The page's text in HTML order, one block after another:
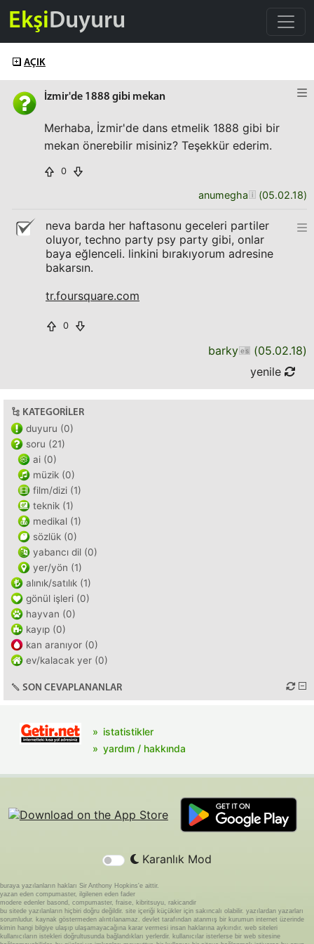
EkşiDuyuru
AÇIK
İzmir'de 1888 gibi mekan
Merhaba, İzmir'de dans etmelik 1888 gibi bir
mekan önerebilir misiniz? Teşekkür ederim.
0
anumegha (05.02.18)
neva barda her haftasonu geceleri partiler
oluyor, techno party psy party gibi, onlar
baya eğlenceli. linkini bırakıyorum adresine
bakarsın.
tr.foursquare.com
0
barky (05.02.18)
yenile
KATEGORILER
duyuru (0)
soru (21)
ai (0)
müzik (0)
film/dizi (1)
teknik (1)
medikal (1)
sözlük (0)
yabancı dil (0)
yer/yön (1)
alınık/satılık (1)
gönül işleri (0)
hayvan (0)
kayıp (0)
kan aranıyor (0)
ev/kalacak yer (0)
SON CEVAPLANANLAR
istatistikler
yardım / hakkında
Karanlık Mod
buraya yazılanların hakları Sir Anthony Hopkins'e aittir.
yazan eden compumaster, ilgilenen eden fader
modere edenler basond, compumaster, fraise, kibritsuyu, rakicandir
bu sitede yazılanların hiçbiri doğru değildir. site içeriği küçükler için sakıncalı olabilir. yazılardan yazarları
sorumludur. kaynak göstermeden alıntılanamaz. devlet tarafından atanmış bir kurumun internet üzerinde
kimin hangi bilgiye ulaşıp ulaşamayacağına karar vermesi insan haklarına aykırıdır. web siteleri
kullanıcıların istekleri doğrultusunda bağlandıkları yerlerdir. kullanıcılar isterlerse bir web sitesine